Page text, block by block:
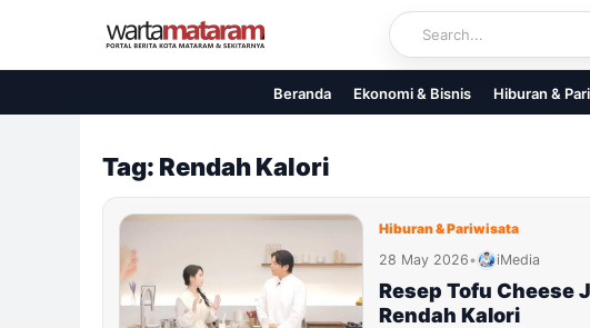
content
Beranda Ekonomi & Bisnis Hiburan &
Tag: Rendah Kalori
Hiburan & Pariwisata
28 May 2026• iMedia
Resep Tofu Cheese
Rendah Kalori